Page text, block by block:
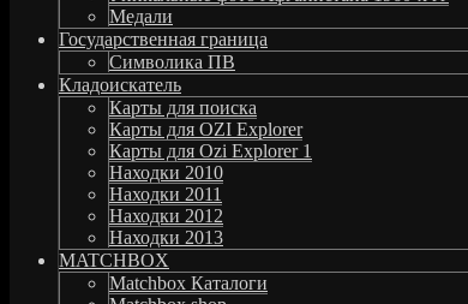
Медали
Государственная граница
Символика ПВ
Кладоискатель
Карты для поиска
Карты для OZI Explorer
Карты для Ozi Explorer 1
Находки 2010
Находки 2011
Находки 2012
Находки 2013
MATCHBOX
Matchbox Каталоги